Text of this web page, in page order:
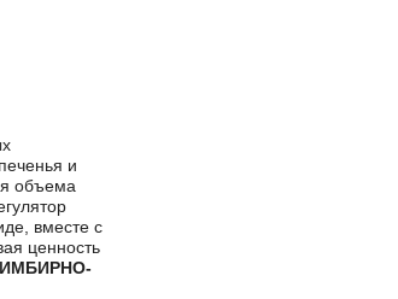
и
объема
вместе с
ценность
ИМБИРНО-